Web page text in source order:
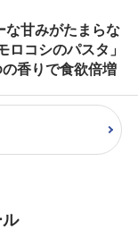
甘みがたまらな
ロコシのパスタ」
香りで食欲倍増